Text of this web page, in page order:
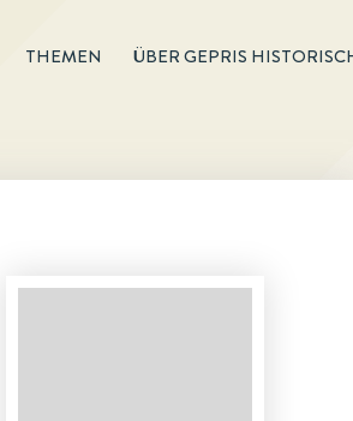
THEMEN ÜBER GEPRIS